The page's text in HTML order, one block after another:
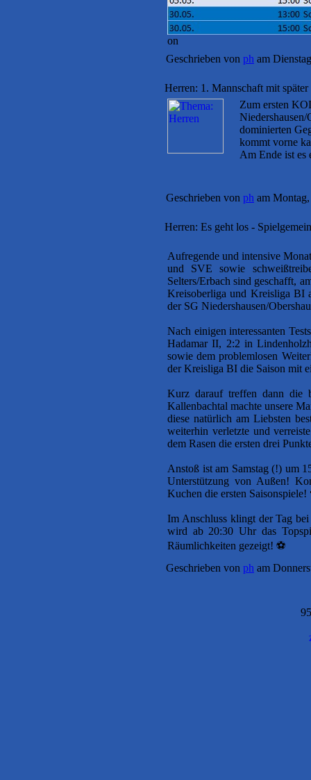
on
Geschrieben von ph am
Herren: 1. Mannschaft mit
Zum ersten
dominierten
kommt vorne
Am Ende ist es
Geschrieben von ph am
Herren: Es geht los -
Aufregende und intensive
und SVE sowie
Selters/Erbach sind geschafft,
Kreisoberliga und Kreisliga BI
der SG Niedershausen/
Nach einigen interessanten
Hadamar II, 2:2 in
sowie dem problemlosen
der Kreisliga BI die Saison mit
Kurz darauf treffen dann die
Kallenbachtal machte unsere
diese natürlich am Liebsten
weiterhin verletzte und
dem Rasen die ersten drei
Anstoß ist am Samstag (!) um
Unterstützung von Außen!
Kuchen die ersten
Im Anschluss klingt der Tag
wird ab 20:30 Uhr das
Räumlichkeiten gezeigt! ⚽️
Geschrieben von ph am